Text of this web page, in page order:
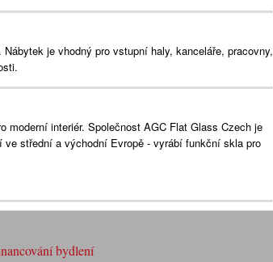
je vhodný pro vstupní haly, kanceláře, pracovny,
moderní interiér. Společnost AGC Flat Glass Czech je
střední a východní Evropě - vyrábí funkční skla pro
bydlení